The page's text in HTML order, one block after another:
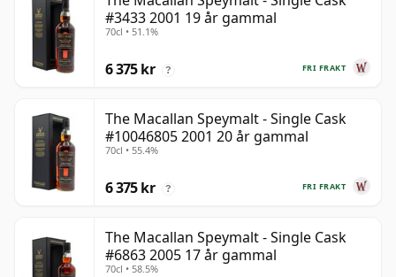
#3433 2001 19 år gammal
70cl • 51.1%
FRI FRAKT
6 375 kr ?
The Macallan Speymalt - Single Cask
#10046805 2001 20 år gammal
70cl • 55.4%
FRI FRAKT
6 375 kr ?
The Macallan Speymalt - Single Cask
#6863 2005 17 år gammal
70cl • 58.5%